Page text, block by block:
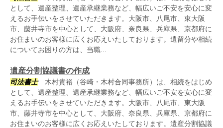
として、遺産整理、遺産承継業務など、幅広いご不安を安心に変
えるお手伝いをさせていただきます。大阪市、八尾市、東大阪
市、藤井寺市を中心として、大阪府、奈良県、兵庫県、京都府に
お住まいのお客様に広くお応えいたしております。遺留分や相続
についてお困りの方は、当職...
遺産分割協議書の作成
司法書士木村貴裕（谷崎・木村合同事務所）は、相続をはじめ
として、遺産整理、遺産承継業務など、幅広いご不安を安心に変
えるお手伝いをさせていただきます。大阪市、八尾市、東大阪
市、藤井寺市を中心として、大阪府、奈良県、兵庫県、京都府に
お住まいのお客様に広くお応えいたしております。遺産分割協議